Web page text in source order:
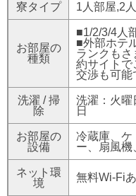
寮タイプ 1人部屋,2
お部屋の
種類
■1/2/3/4人
■外部ホテ
ランクもさ
約サイトで
交渉も可能
洗濯 / 掃
除
洗濯：火曜
日
お部屋の
設備
冷蔵庫、ケ
ー、扇風
ネット環
境
無料Wi-Fi